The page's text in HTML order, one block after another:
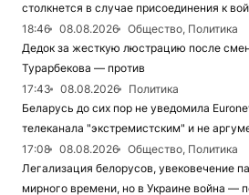
столкнется в случае присоединения к
18:46
08.08.2026
Общество, Политика
Дедок за жесткую люстрацию после
Турарбекова — против
17:43
08.08.2026
Политика
Беларусь до сих пор не уведомила
телеканала "экстремистским" и не
17:08
08.08.2026
Общество, Политика
Легализация белорусов, увековечение
мирного времени, но в Украине война —